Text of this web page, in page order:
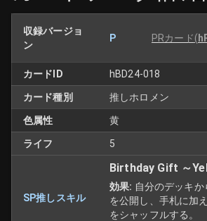
収録バージョ
ン
P PRカード(
カードID hBD24-018
カード種別 推しホロメン
色属性 黄
ライフ 5
SP推しスキル
Birthday Gift ～
効果: 自分のデッキ
を公開し、手札に加
をシャッフルする。